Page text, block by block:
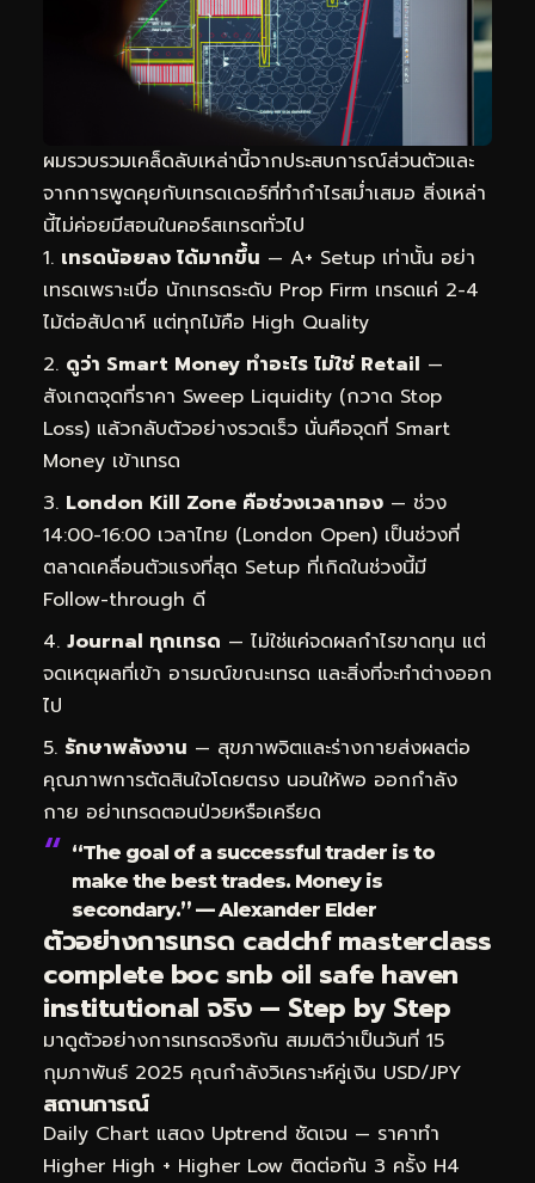
ผมรวบรวมเคล็ดลับเหล่านี้จากประสบการณ์ส่วนตัวและ
จากการพูดคุยกับเทรดเดอร์ที่ทำกำไรสม่ำเสมอ สิ่งเหล่า
นี้ไม่ค่อยมีสอนในคอร์สเทรดทั่วไป
เทรดน้อยลง ได้มากขึ้น — A+ Setup เท่านั้น อย่า
เทรดเพราะเบื่อ นักเทรดระดับ Prop Firm เทรดแค่ 2-4
ไม้ต่อสัปดาห์ แต่ทุกไม้คือ High Quality
ดูว่า Smart Money ทำอะไร ไม่ใช่ Retail —
สังเกตจุดที่ราคา Sweep Liquidity (กวาด Stop
Loss) แล้วกลับตัวอย่างรวดเร็ว นั่นคือจุดที่ Smart
Money เข้าเทรด
London Kill Zone คือช่วงเวลาทอง — ช่วง
14:00-16:00 เวลาไทย (London Open) เป็นช่วงที่
ตลาดเคลื่อนตัวแรงที่สุด Setup ที่เกิดในช่วงนี้มี
Follow-through ดี
Journal ทุกเทรด — ไม่ใช่แค่จดผลกำไรขาดทุน แต่
จดเหตุผลที่เข้า อารมณ์ขณะเทรด และสิ่งที่จะทำต่างออก
ไป
รักษาพลังงาน — สุขภาพจิตและร่างกายส่งผลต่อ
คุณภาพการตัดสินใจโดยตรง นอนให้พอ ออกกำลัง
กาย อย่าเทรดตอนป่วยหรือเครียด
“The goal of a successful trader is to
make the best trades. Money is
secondary.” — Alexander Elder
ตัวอย่างการเทรด cadchf masterclass
complete boc snb oil safe haven
institutional จริง — Step by Step
มาดูตัวอย่างการเทรดจริงกัน สมมติว่าเป็นวันที่ 15
กุมภาพันธ์ 2025 คุณกำลังวิเคราะห์คู่เงิน USD/JPY
สถานการณ์
Daily Chart แสดง Uptrend ชัดเจน — ราคาทำ
Higher High + Higher Low ติดต่อกัน 3 ครั้ง H4